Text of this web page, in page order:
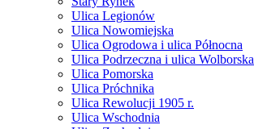
Ulica Legionów
Ulica Nowomiejska
Ulica Ogrodowa i ulica Północna
Ulica Podrzeczna i ulica Wolborska
Ulica Pomorska
Ulica Próchnika
Ulica Rewolucji 1905 r.
Ulica Wschodnia